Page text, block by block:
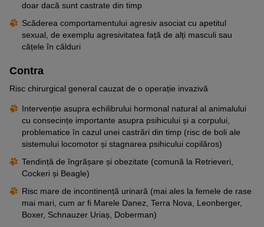
doar dacă sunt castrate din timp
Scăderea comportamentului agresiv asociat cu apetitul
sexual, de exemplu agresivitatea față de alți masculi sau
cățele în călduri
Contra
Risc chirurgical general cauzat de o operație invazivă
Intervenție asupra echilibrului hormonal natural al animalului
cu consecințe importante asupra psihicului și a corpului,
problematice în cazul unei castrări din timp (risc de boli ale
sistemului locomotor și stagnarea psihicului copilăros)
Tendință de îngrășare și obezitate (comună la Retrieveri,
Cockeri și Beagle)
Risc mare de incontinență urinară (mai ales la femele de rase
mai mari, cum ar fi Marele Danez, Terra Nova, Leonberger,
Boxer, Schnauzer Uriaș, Doberman)